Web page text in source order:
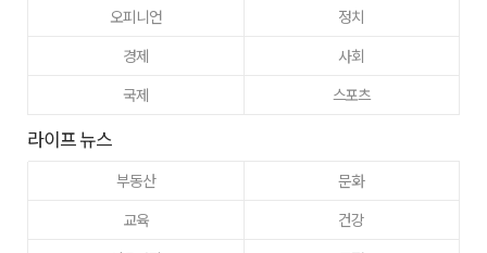
오피니언
정치
경제
사회
국제
스포츠
라이프 뉴스
부동산
문화
교육
건강